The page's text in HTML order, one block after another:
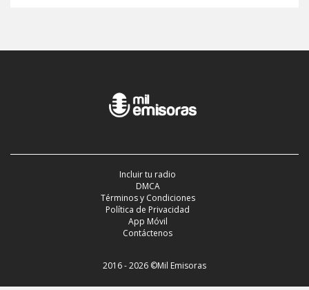
Incluir tu radio
DMCA
Términos y Condiciones
Política de Privacidad
App Móvil
Contáctenos
2016 - 2026 ©Mil Emisoras